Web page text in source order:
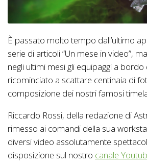
È passato molto tempo dall’ultimo
serie di articoli “Un mese in video”,
negli ultimi mesi gli equipaggi a bordo
ricominciato a scattare centinaia di
composizione dei nostri famosi
Riccardo Rossi, della redazione di
rimesso ai comandi della sua
diversi video assolutamente
disposizione sul nostro canale